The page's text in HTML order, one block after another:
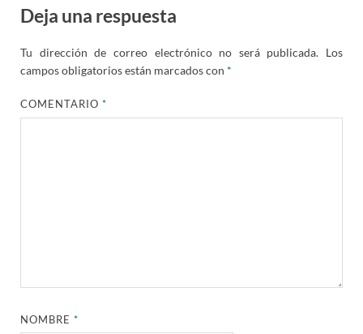
Deja una respuesta
Tu dirección de correo electrónico no será publicada. Los
campos obligatorios están marcados con *
COMENTARIO*
NOMBRE*